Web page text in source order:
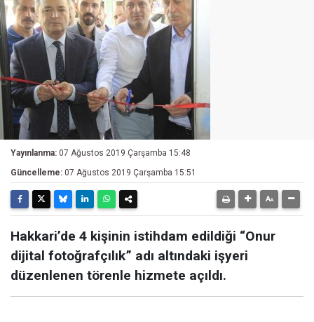
Yayınlanma: 07 Ağustos 2019 Çarşamba 15:48
Güncelleme: 07 Ağustos 2019 Çarşamba 15:51
Hakkari’de 4 kişinin istihdam edildiği “Onur
dijital fotoğrafçılık” adı altındaki işyeri
düzenlenen törenle hizmete açıldı.